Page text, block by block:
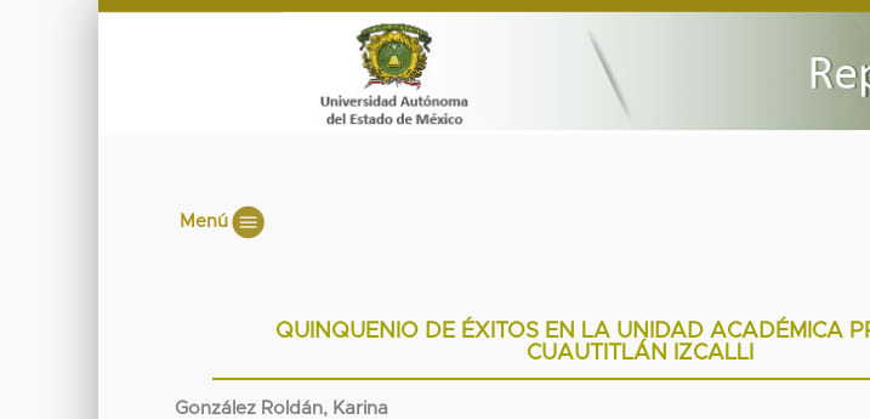
Menú
QUINQUENIO DE ÉXITOS EN LA UNIDAD ACADÉMICA
CUAUTITLÁN IZCALLI
González Roldán, Karina